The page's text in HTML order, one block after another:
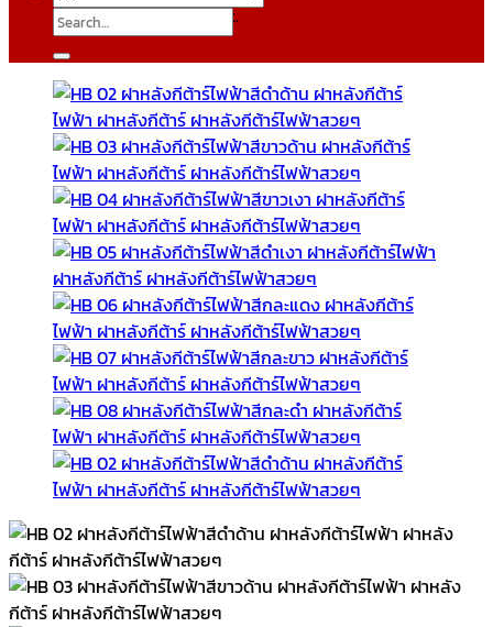
No products in the cart.
Search
for: